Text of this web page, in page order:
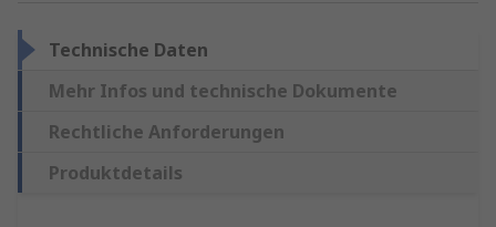
Technische Daten
Mehr Infos und technische Dokumente
Rechtliche Anforderungen
Produktdetails